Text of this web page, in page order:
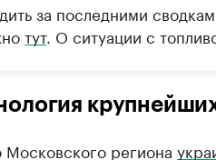
за последними
тут. О ситуации с
Московского региона